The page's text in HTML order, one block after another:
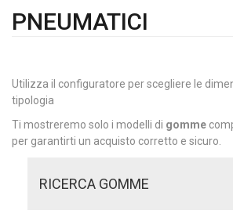
PNEUMATICI
Utilizza il configuratore per scegliere le
tipologia
Ti mostreremo solo i modelli di gomme
per garantirti un acquisto corretto e sicuro.
RICERCA GOMME